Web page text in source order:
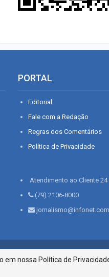
PORTAL
Editorial
Fale com a Redação
Regras dos Comentários
Política de Privacidade
Atendimento ao Cliente 24
(79) 2106-8000
| Aracaju-SE, CEP 49015-030,
nossa Política de